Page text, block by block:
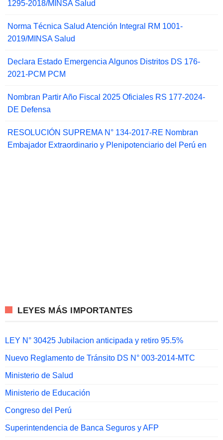
1295-2018/MINSA Salud
Norma Técnica Salud Atención Integral RM 1001-
2019/MINSA Salud
Declara Estado Emergencia Algunos Distritos DS 176-
2021-PCM PCM
Nombran Partir Año Fiscal 2025 Oficiales RS 177-2024-
DE Defensa
RESOLUCIÓN SUPREMA N° 134-2017-RE Nombran
Embajador Extraordinario y Plenipotenciario del Perú en
LEYES MÁS IMPORTANTES
LEY N° 30425 Jubilacion anticipada y retiro 95.5%
Nuevo Reglamento de Tránsito DS N° 003-2014-MTC
Ministerio de Salud
Ministerio de Educación
Congreso del Perú
Superintendencia de Banca Seguros y AFP